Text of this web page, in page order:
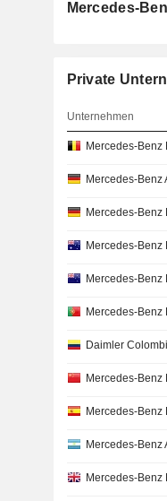
Mercedes-
Private
Unternehmen
Mercedes-Benz
Mercedes-Benz
Mercedes-Benz
Mercedes-Benz
Mercedes-Benz
Mercedes-
Daimler
Mercedes-Benz
Mercedes-Benz
Mercedes-Benz
Mercedes-Benz